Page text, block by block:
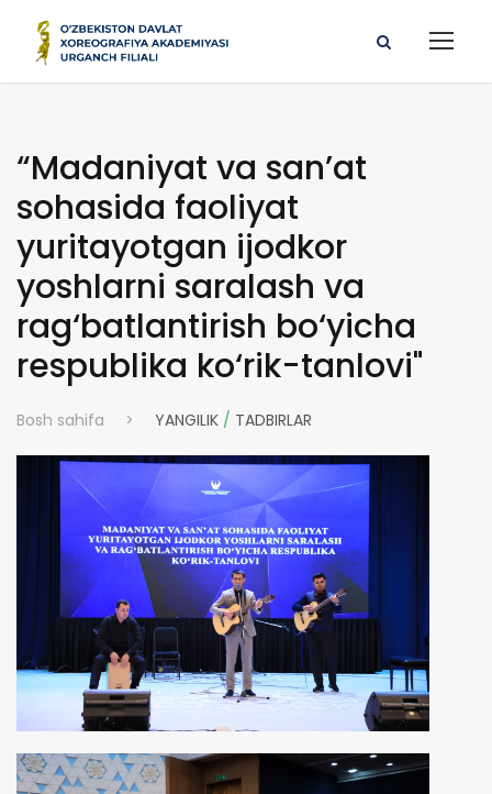
“Madaniyat va san’at
sohasida faoliyat
yuritayotgan ijodkor
yoshlarni saralash va
rag‘batlantirish bo‘yicha
respublika ko‘rik-tanlovi"
Bosh sahifa > YANGILIK / TADBIRLAR